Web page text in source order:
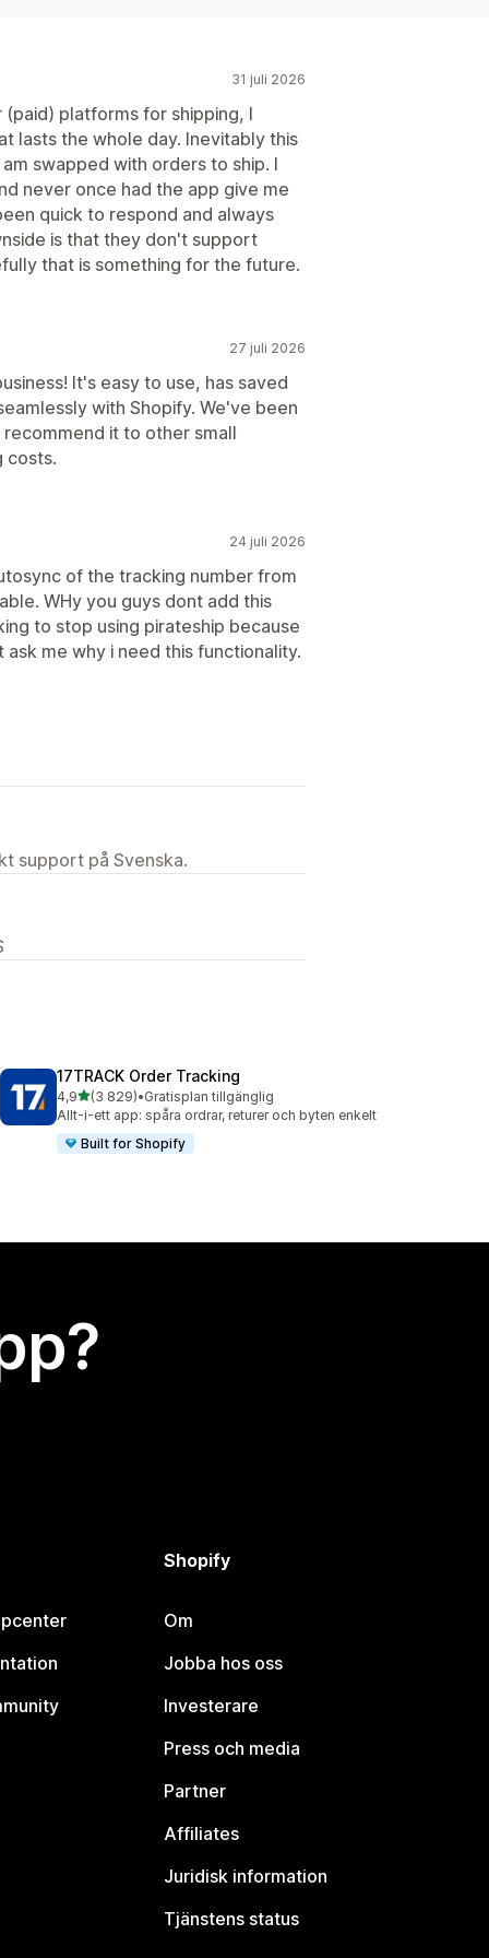
31 juli 2026
(paid) platforms for shipping, I
lasts the whole day. Inevitably this
swapped with orders to ship. I
never once had the app give me
quick to respond and always
is that they don't support
that is something for the future.
27 juli 2026
It's easy to use, has saved
with Shopify. We've been
it to other small
costs.
24 juli 2026
of the tracking number from
WHy you guys dont add this
to stop using pirateship because
me why i need this functionality.
support på Svenska.
17TRACK Order Tracking
4,9av 5 stjärnor
(3 829)
3829 recensioner totalt
•Gratisplan tillgänglig
Allt-i-ett app: spåra ordrar, returer och byten enkelt
Built for Shopify
Shopify
Om
Jobba hos oss
Investerare
Press och media
Partner
Affiliates
Juridisk information
Tjänstens status